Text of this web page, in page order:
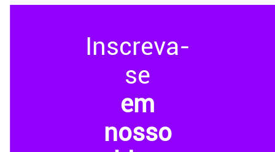
Inscreva-
se
em
nosso